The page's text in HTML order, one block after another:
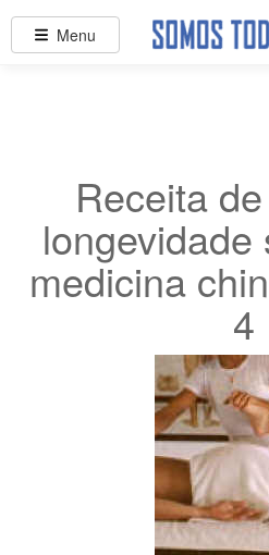
Receita
longevidade
medicina
4
Menu